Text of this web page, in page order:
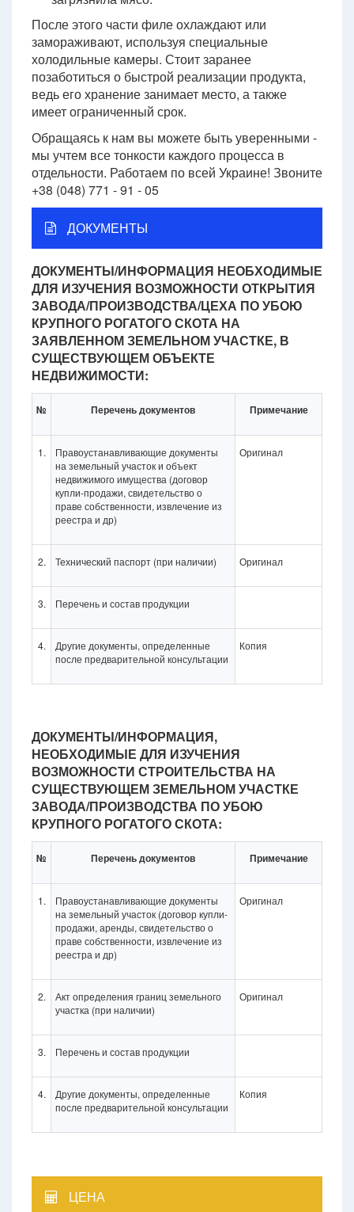
После этого части филе охлаждают или
замораживают, используя специальные
холодильные камеры. Стоит заранее
позаботиться о быстрой реализации продукта,
ведь его хранение занимает место, а также
имеет ограниченный срок.
Обращаясь к нам вы можете быть уверенными -
мы учтем все тонкости каждого процесса в
отдельности. Работаем по всей Украине! Звоните
+38 (048) 771 - 91 - 05
ДОКУМЕНТЫ
ДОКУМЕНТЫ/ИНФОРМАЦИЯ НЕОБХОДИМЫЕ
ДЛЯ ИЗУЧЕНИЯ ВОЗМОЖНОСТИ ОТКРЫТИЯ
ЗАВОДА/ПРОИЗВОДСТВА/ЦЕХА ПО УБОЮ
КРУПНОГО РОГАТОГО СКОТА НА
ЗАЯВЛЕННОМ ЗЕМЕЛЬНОМ УЧАСТКЕ, В
СУЩЕСТВУЮЩЕМ ОБЪЕКТЕ
НЕДВИЖИМОСТИ:
№ Перечень документов Примечание
1.
Правоустанавливающие документы
на земельный участок и объект
недвижимого имущества (договор
купли-продажи, свидетельство о
праве собственности, извлечение из
реестра и др)
Оригинал
2. Технический паспорт (при наличии) Оригинал
3. Перечень и состав продукции
4.
Другие документы, определенные
после предварительной консультации
Копия
ДОКУМЕНТЫ/ИНФОРМАЦИЯ,
НЕОБХОДИМЫЕ ДЛЯ ИЗУЧЕНИЯ
ВОЗМОЖНОСТИ СТРОИТЕЛЬСТВА НА
СУЩЕСТВУЮЩЕМ ЗЕМЕЛЬНОМ УЧАСТКЕ
ЗАВОДА/ПРОИЗВОДСТВА ПО УБОЮ
КРУПНОГО РОГАТОГО СКОТА:
№ Перечень документов Примечание
1.
Правоустанавливающие документы
на земельный участок (договор купли-
продажи, аренды, свидетельство о
праве собственности, извлечение из
реестра и др)
Оригинал
2.
Акт определения границ земельного
участка (при наличии)
Оригинал
3. Перечень и состав продукции
4.
Другие документы, определенные
после предварительной консультации
Копия
ЦЕНА